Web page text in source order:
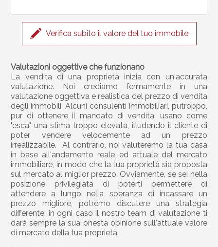
Verifica subito il valore del tuo immobile
Valutazioni oggettive che funzionano
La vendita di una proprietà inizia con un'accurata
valutazione. Noi crediamo fermamente in una
valutazione oggettiva e realistica del prezzo di vendita
degli immobili. Alcuni consulenti immobiliari, putroppo,
pur di ottenere il mandato di vendita, usano come
"esca" una stima troppo elevata, illudendo il cliente di
poter vendere velocemente ad un prezzo
irrealizzabile. Al contrario, noi valuteremo la tua casa
in base all'andamento reale ed attuale del mercato
immobiliare, in modo che la tua proprietà sia proposta
sul mercato al miglior prezzo. Ovviamente, se sei nella
posizione privilegiata di poterti permettere di
attendere a lungo nella speranza di incassare un
prezzo migliore, potremo discutere una strategia
differente; in ogni caso il nostro team di valutazione ti
darà sempre la sua onesta opinione sull'attuale valore
di mercato della tua proprietà.